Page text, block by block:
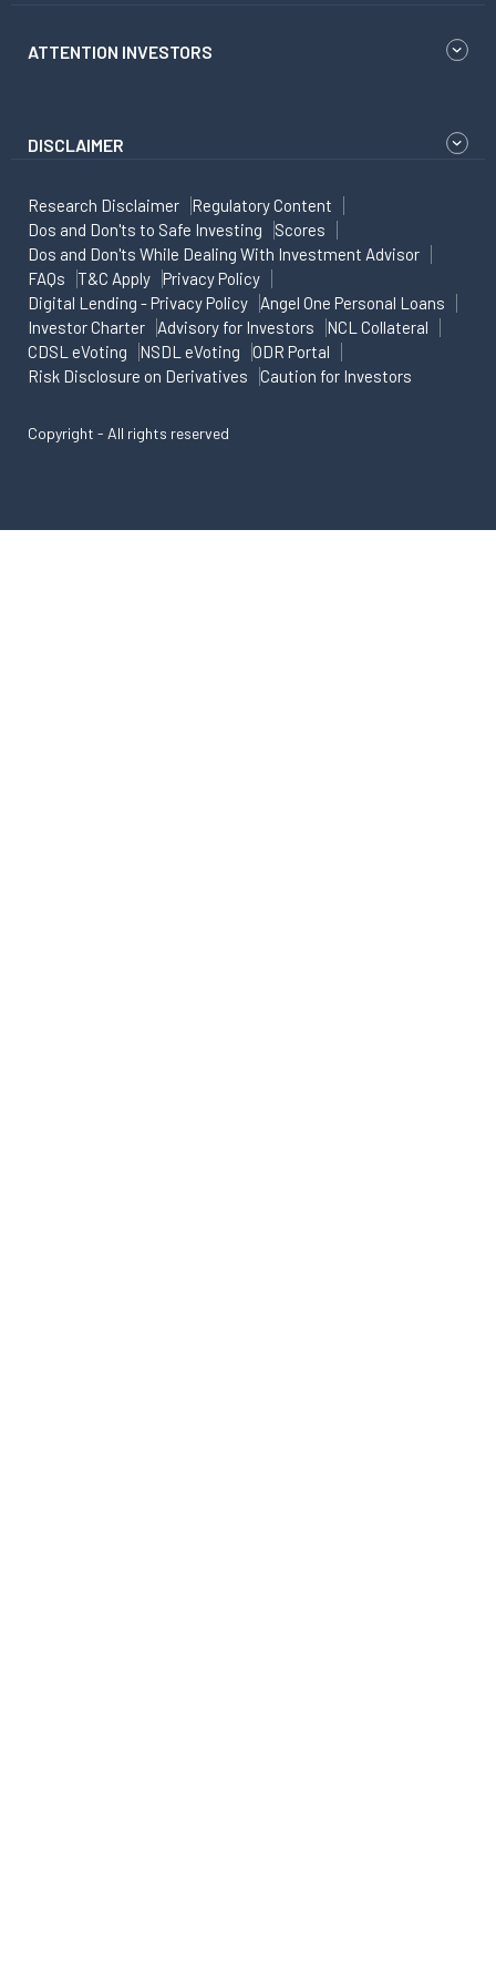
ATTENTION INVESTORS
DISCLAIMER
Research Disclaimer
Regulatory Content
Dos and Don'ts to Safe Investing
Scores
Dos and Don'ts While Dealing With Investment Advisor
FAQs
T&C Apply
Privacy Policy
Digital Lending - Privacy Policy
Angel One Personal Loans
Investor Charter
Advisory for Investors
NCL Collateral
CDSL eVoting
NSDL eVoting
ODR Portal
Risk Disclosure on Derivatives
Caution for Investors
Copyright - All rights reserved